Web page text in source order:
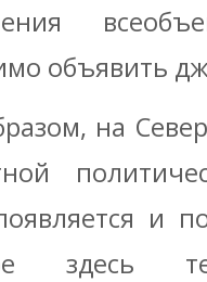
объявить
на
и
здесь